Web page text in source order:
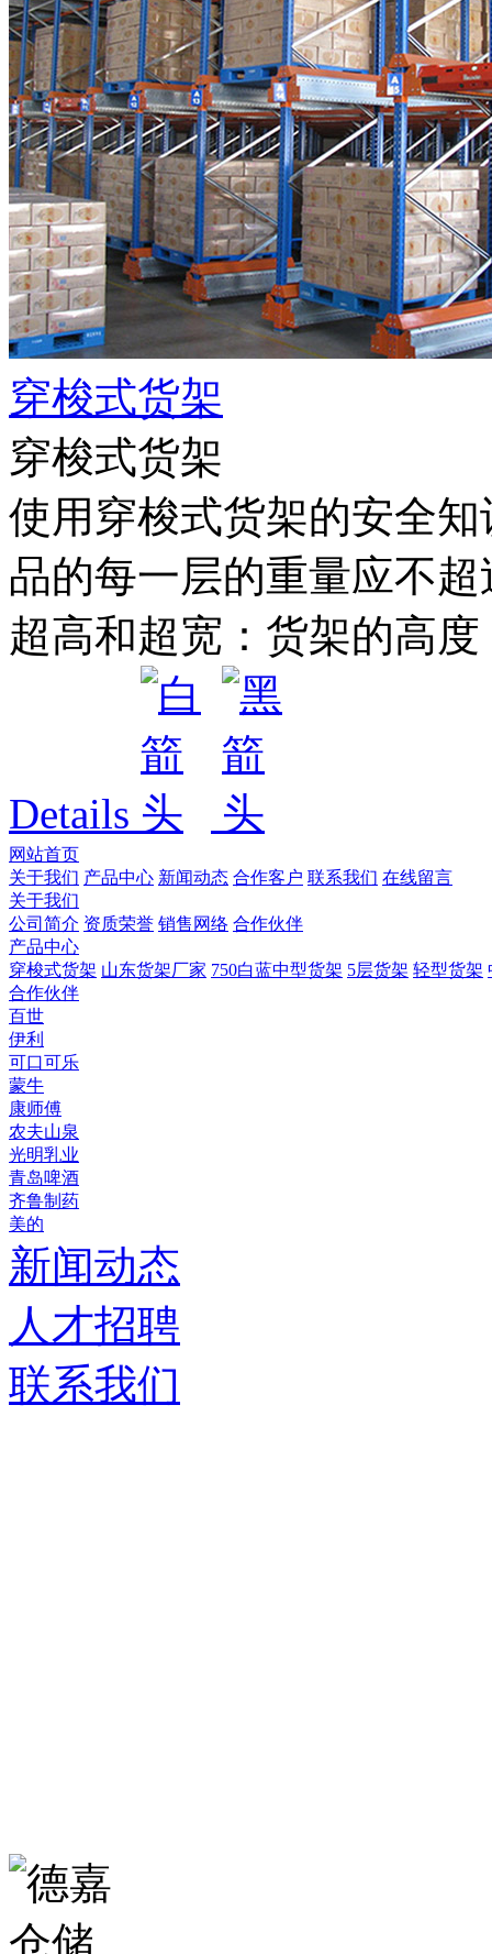
穿梭式货架
穿梭式货架
使用穿梭式货架的安全
品的每一层的重量应不
超高和超宽：货架的高
Details
网站首页
关于我们 产品中心 新闻动态 合作客户 联系我们 在线留言
关于我们
公司简介 资质荣誉 销售网络 合作伙伴
产品中心
穿梭式货架 山东货架厂家 750白蓝中型货架 5层货架 轻型货架
合作伙伴
百世
伊利
可口可乐
蒙牛
康师傅
农夫山泉
光明乳业
青岛啤酒
齐鲁制药
美的
新闻动态
人才招聘
联系我们